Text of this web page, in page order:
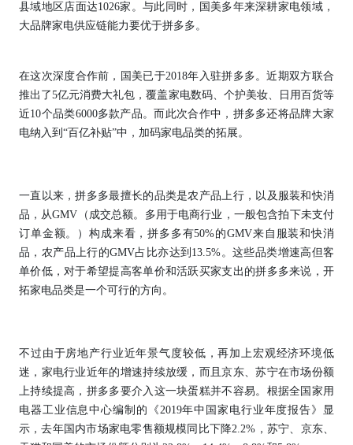
县域地区店面达1026家。与此同时，国美多年来深耕家电领域，
大品牌家电供应链能力要优于拼多多。
在这次深度合作前，国美已于2018年入驻拼多多。近期双方联合
推出了5亿元消费大礼包，覆盖家电数码、个护美妆、日用百货等
近10个品类6000多款产品。而此次合作中，拼多多还将品牌大家
电纳入到“百亿补贴”中，加码家电品类的拓展。
一直以来，拼多多最擅长的品类是农产品上行，以及服装和快消
品，从GMV（成交总额。多用于电商行业，一般包含拍下未支付
订单金额。）构成来看，拼多多有50%的GMV来自服装和快消
品，农产品上行的GMV占比亦达到13.5%。这些品类增速高但客
单价低，对于希望提高客单价和活跃买家支出的拼多多来说，开
拓家电品类是一个可行的方向。
不过由于房地产行业近年景气度较低，再加上宏观经济环境低
迷，家电行业近年的增速持续放缓，而且京东、苏宁在市场份额
上持续提高，拼多多要介入这一块蛋糕并不容易。根据全国家用
电器工业信息中心编制的《2019年中国家电行业年度报告》显
示，去年国内市场家电零售额规模同比下降2.2%，苏宁、京东、